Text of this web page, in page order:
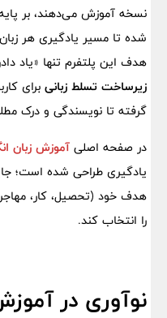
نسخه آموزش می‌دهند، بر
شده تا مسیر یادگیری هر
هدف این پلتفرم تنها «یاد
زیرساخت تسلط زبانی برای
گرفته تا نویسندگی و درک
در صفحه اصلی آموزش زبان
یادگیری طراحی شده است؛
هدف خود (تحصیل، کار،
را انتخاب کند.
نوآوری در